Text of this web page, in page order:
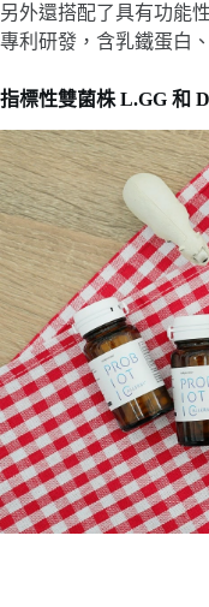
另外還搭配了具有功能
專利研發，含乳鐵蛋白
指標性雙菌株 L.GG 和